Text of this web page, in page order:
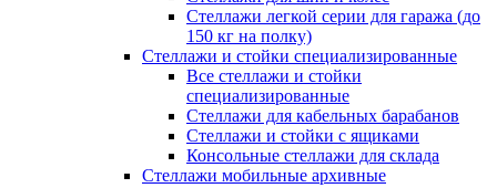
Стеллажи легкой серии для гаража (до
150 кг на полку)
Стеллажи и стойки специализированные
Все стеллажи и стойки
специализированные
Стеллажи для кабельных барабанов
Стеллажи и стойки с ящиками
Консольные стеллажи для склада
Стеллажи мобильные архивные